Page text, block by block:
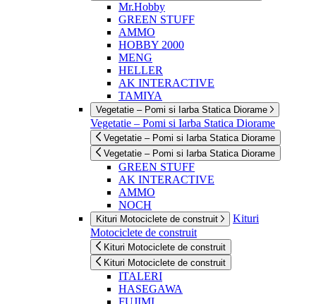
Mr.Hobby
GREEN STUFF
AMMO
HOBBY 2000
MENG
HELLER
AK INTERACTIVE
TAMIYA
Vegetatie – Pomi si Iarba Statica Diorame
Vegetatie – Pomi si Iarba Statica Diorame
Vegetatie – Pomi si Iarba Statica Diorame
Vegetatie – Pomi si Iarba Statica Diorame
GREEN STUFF
AK INTERACTIVE
AMMO
NOCH
Kituri Motociclete de construit
Kituri
Motociclete de construit
Kituri Motociclete de construit
Kituri Motociclete de construit
ITALERI
HASEGAWA